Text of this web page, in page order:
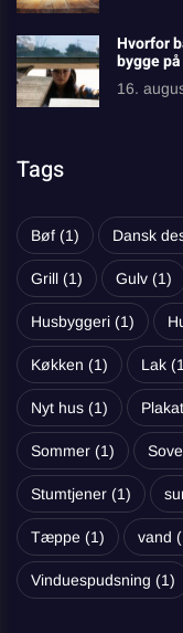
Hvorfor
bygge på
16.
Tags
Bøf (1) Dansk
Grill (1) Gulv (1)
Husbyggeri (1)
Køkken (1) Lak
Nyt hus (1)
Sommer (1)
Stumtjener (1)
Tæppe (1) vand
Vinduespudsning (1)